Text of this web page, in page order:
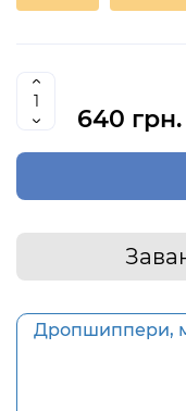
640 грн.
Дропшиппери,